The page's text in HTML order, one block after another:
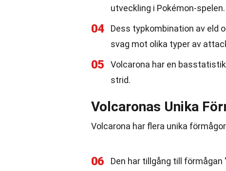
utveckling i Pokémon-spelen.
04
Dess typkombination av eld
svag mot olika typer av
05
Volcarona har en
strid.
Volcaronas Unika
Volcarona har flera unika
06
Den har tillgång till